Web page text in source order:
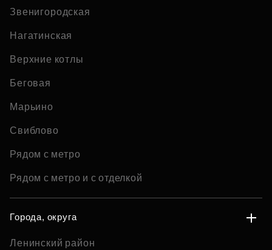
Звенигородская
Нагатинская
Верхние котлы
Беговая
Марьино
Свиблово
Рядом с метро
Рядом с метро и с отделкой
Города, округа
Ленинский район